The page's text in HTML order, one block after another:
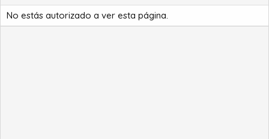
No estás autorizado a ver esta página.